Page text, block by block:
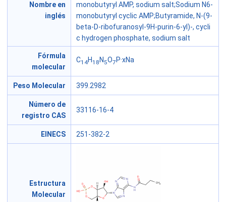
Nombre en
inglés
monobutyryl AMP, sodium salt;Sodium N6-
monobutyryl cyclic AMP;Butyramide, N-(9-
beta-D-ribofuranosyl-9H-purin-6-yl)-, cycli
c hydrogen phosphate, sodium salt
Fórmula
molecular
C14H18 N 5O7 P·xNa
Peso Molecular 399.2982
Número de
registro CAS
33116-16-4
EINECS 251-382-2
Estructura
Molecular